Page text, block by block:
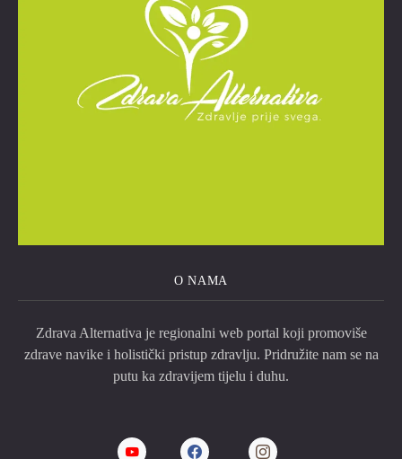
O NAMA
Zdrava Alternativa je regionalni web portal koji promoviše
zdrave navike i holistički pristup zdravlju. Pridružite nam se na
putu ka zdravijem tijelu i duhu.